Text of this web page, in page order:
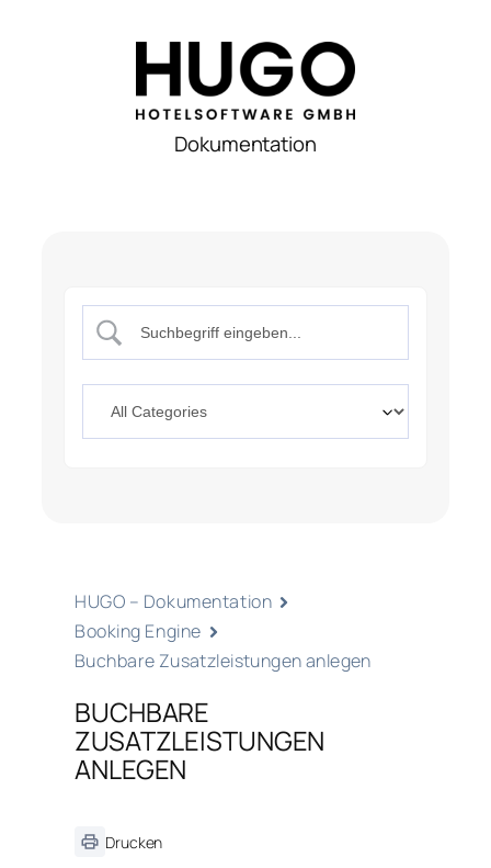
Dokumentation
HUGO – Dokumentation
Booking Engine
Buchbare Zusatzleistungen anlegen
BUCHBARE
ZUSATZLEISTUNGEN
ANLEGEN
Drucken